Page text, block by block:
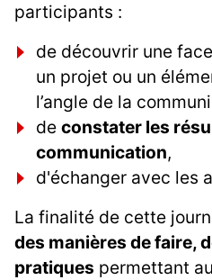
participants :
de découvrir une
un projet ou un
l’angle de la
de constater les
communication,
d'échanger avec les
La finalité de cette
des manières de faire,
pratiques permettant